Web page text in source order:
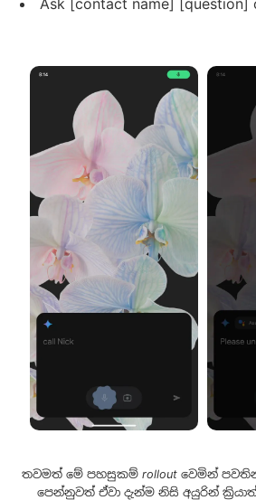
Ask [contact name] [question]
තවමත් මේ පහසුකම් rollout වෙමින්
පෙන්නුවත් ඒවා දැන්ම නිසි අයුරින්